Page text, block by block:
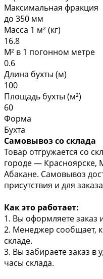
Максимальная фракция
до 350 мм
Масса 1 м² (кг)
16.8
М² в 1 погонном метре
0.6
Длина бухты (м)
100
Площадь бухты (м²)
60
Форма
Бухта
Самовывоз со склада
Товар отгружается со
городе — Красноярске,
Абакане. Самовывоз
присутствия и для
Как это работает:
1. Вы оформляете заказ
2. Менеджер сообщает,
складе.
3. Вы забираете заказ
часы склада.